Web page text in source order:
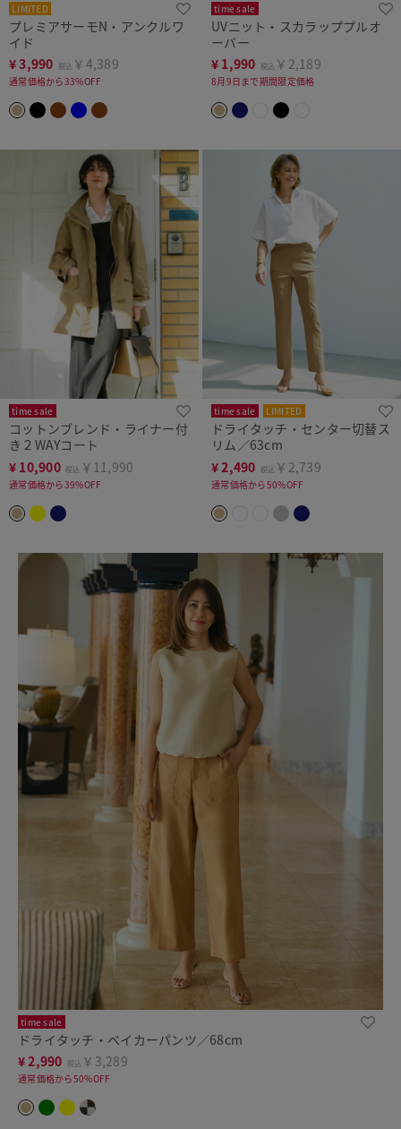
LIMITED
プレミアサーモN・アンクルワ
イド
¥3,990 税込 ￥4,389
通常価格から33%OFF
time sale
UVニット・スカラッププルオ
ーバー
¥ 1,990 税込 ￥2,189
8月9日まで期間限定価格
time sale
コットンブレンド・ライナー付
き２WAYコート
¥ 10,900 税込 ￥11,990
通常価格から39%OFF
time sale LIMITED
ドライタッチ・センター切替ス
リム／63cm
¥2,490 税込 ￥2,739
通常価格から50%OFF
time sale
ドライタッチ・ベイカーパンツ／68cm
¥2,990 税込 ￥3,289
通常価格から50%OFF